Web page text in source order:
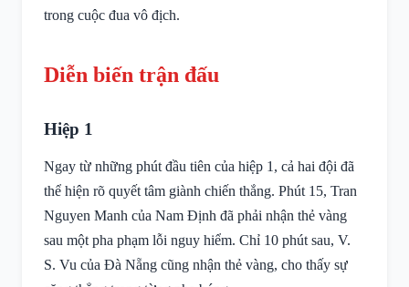
trong cuộc đua vô địch.
Diễn biến trận đấu
Hiệp 1
Ngay từ những phút đầu tiên của hiệp 1, cả hai đội đã
thể hiện rõ quyết tâm giành chiến thắng. Phút 15, Tran
Nguyen Manh của Nam Định đã phải nhận thẻ vàng
sau một pha phạm lỗi nguy hiểm. Chỉ 10 phút sau, V.
S. Vu của Đà Nẵng cũng nhận thẻ vàng, cho thấy sự